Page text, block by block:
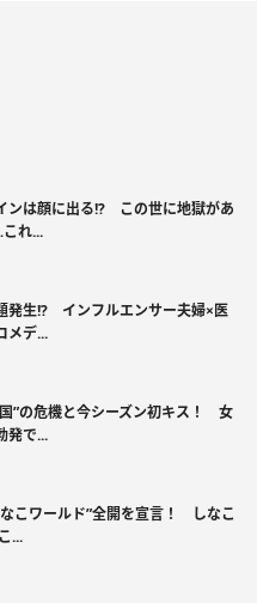
ンは顔に出る!? この世に地獄があ
れ...
発生!? インフルエンサー夫婦×医
メデ...
”の危機と今シーズン初キス！ 女
発で...
こワールド”全開を宣言！ しなこ
...